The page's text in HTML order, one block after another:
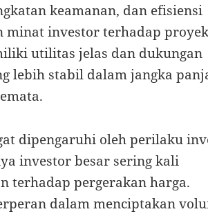
keamanan, dan efisiensi
minat investor terhadap proyek
utilitas jelas dan dukungan
lebih stabil dalam jangka
dipengaruhi oleh perilaku
investor besar sering kali
terhadap pergerakan harga.
dalam menciptakan